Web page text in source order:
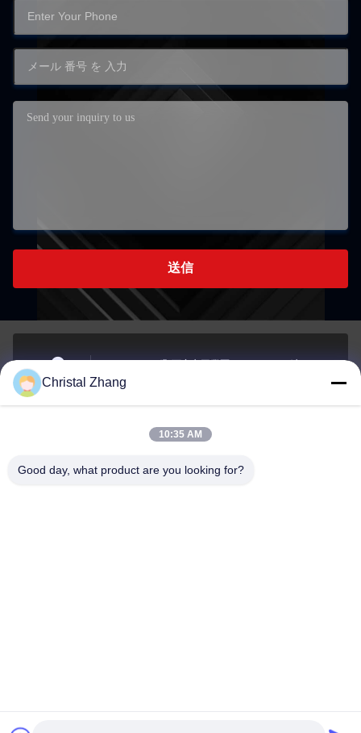
送信
住所
チェンジング郡西安市工業区, チェンジング市, チェ
ンジング市
電子メール
yxh@championshcn.com
Christal Zhang
10:35 AM
Good day, what product are you looking for?